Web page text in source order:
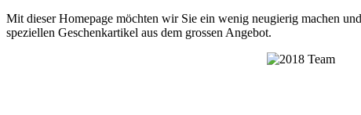
Mit dieser Homepage möchten wir Sie ein wenig neugierig machen
speziellen Geschenkartikel aus dem grossen Angebot.